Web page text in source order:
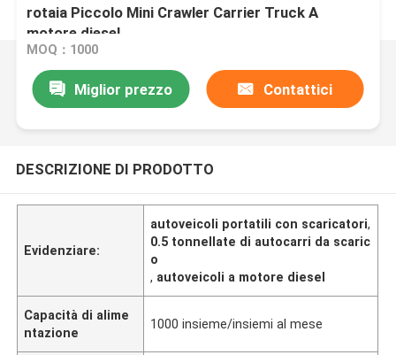
rotaia Piccolo Mini Crawler Carrier Truck A
motore diesel
MOQ：1000
Miglior prezzo Contattici
DESCRIZIONE DI PRODOTTO
Evidenziare:
autoveicoli portatili con scaricatori,
0.5 tonnellate di autocarri da scaric
o
, autoveicoli a motore diesel
Capacità di alime
ntazione
1000 insieme/insiemi al mese